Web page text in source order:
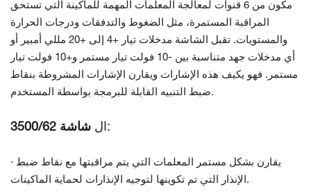
مكون من 6 قنوات لمعالجة المعلمات المهمة للماكينة التي تستحق
المراقبة المستمرة، مثل الضغوط والتدفقات ودرجات الحرارة
والمستويات. تقبل الشاشة مدخلات تيار +4 إلى +20 مللي أمبير أو
أي مدخلات جهد متناسبة بين -10 فولت تيار مستمر و+10 فولت تيار
مستمر. فهو يكيف هذه الإشارات ويقارن الإشارات المشروطة بنقاط
ضبط التنبيه القابلة للبرمجة بواسطة المستخدم.
ال شاشة 3500/62 :
· يقارن بشكل مستمر المعلمات التي يتم مراقبتها مع نقاط ضبط
الإنذار التي تم تكوينها لتوجيه الإنذارات لحماية الماكينات.